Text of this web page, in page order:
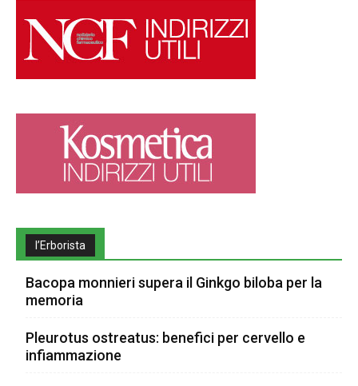
l’Erborista
Bacopa monnieri supera il Ginkgo biloba per la
memoria
Pleurotus ostreatus: benefici per cervello e
infiammazione